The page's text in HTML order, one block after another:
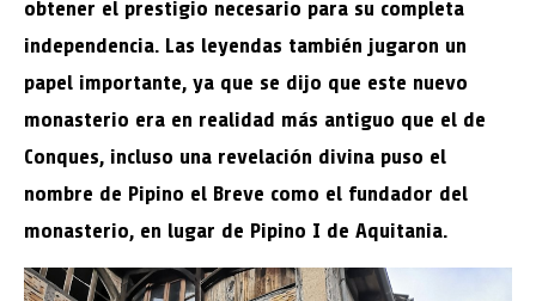
obtener el prestigio necesario para su completa
independencia. Las leyendas también jugaron un
papel importante, ya que se dijo que este nuevo
monasterio era en realidad más antiguo que el de
Conques, incluso una revelación divina puso el
nombre de Pipino el Breve como el fundador del
monasterio, en lugar de Pipino I de Aquitania.